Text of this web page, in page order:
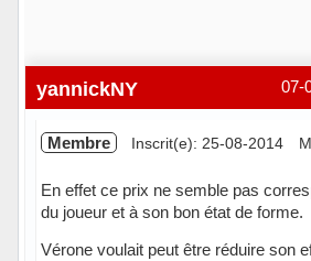
07-
yannickNY
Membre Inscrit(e): 25-08-2014
En effet ce prix ne semble pas
du joueur et à son bon état de forme.
Vérone voulait peut être réduire son